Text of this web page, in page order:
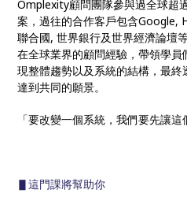
Omplexity顧問團隊參與過全球超
案，過往的合作客戶包含Google,
聯合國, 世界銀行及世界經濟論壇
在全球業界的顧問經驗，帶領學
現整體趨勢以及系統的結構，最
達到共同的願景。
「要改變一個系統，我們要先讓這
▋這門課將幫助你